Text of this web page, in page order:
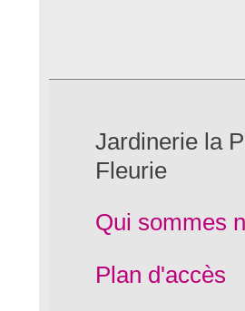
Jardinerie la
Fleurie
Qui sommes
Plan d'accès